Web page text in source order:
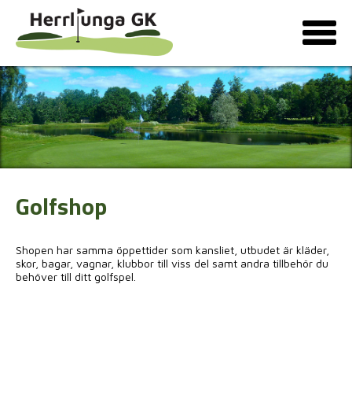
Golfshop
Shopen har samma öppettider som kansliet, utbudet är kläder,
skor, bagar, vagnar, klubbor till viss del samt andra tillbehör du
behöver till ditt golfspel.